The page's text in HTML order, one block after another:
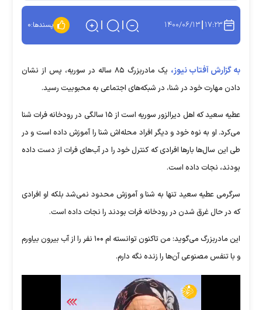
۱۷:۲۳ ۱۴۰۰/۰۶/۱۳ پسندها:۰
به گزارش آفتاب نیوز،
یک مادربزرگ ۸۵ ساله در سوریه، پس از نشان
دادن مهارت خود در شنا، در شبکه‌های اجتماعی به محبوبیت رسید.
عطیه سعید که اهل دیرالزور سوریه است از ۱۵ سالگی در رودخانه فرات شنا
می‌کرد. او به نوه خود و دیگر افراد محله‌اش شنا را آموزش داده است و در
طی این سال‌ها بار‌ها افرادی که کنترل خود را در آب‌های فرات از دست داده
بودند، نجات داده است.
سرگرمی عطیه سعید تنها به شنا و آموزش محدود نمی‌شد بلکه او افرادی
که در حال غرق شدن در رودخانه فرات بودند را نجات داده است.
این مادربزرگ می‌گوید: من تاکنون توانسته ام ۱۰۰ نفر را از آب بیرون بیاورم
و با تنفس مصنوعی آن‌ها را زنده نگه دارم.